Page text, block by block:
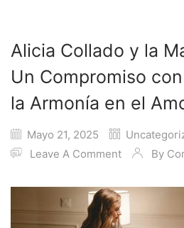
Alicia Collado y la
Un Compromiso
la Armonía en el
Mayo 21, 2025
Leave A Comment
By